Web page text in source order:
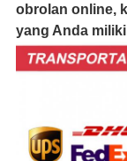
obrolan online,
yang Anda miliki